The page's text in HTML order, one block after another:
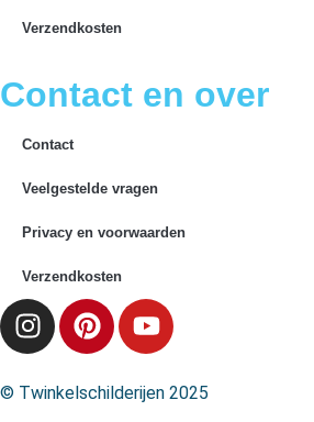
Verzendkosten
Contact en over
Contact
Veelgestelde vragen
Privacy en voorwaarden
Verzendkosten
© Twinkelschilderijen 2025